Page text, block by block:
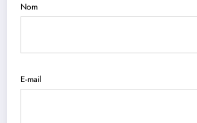
Nom
E-mail